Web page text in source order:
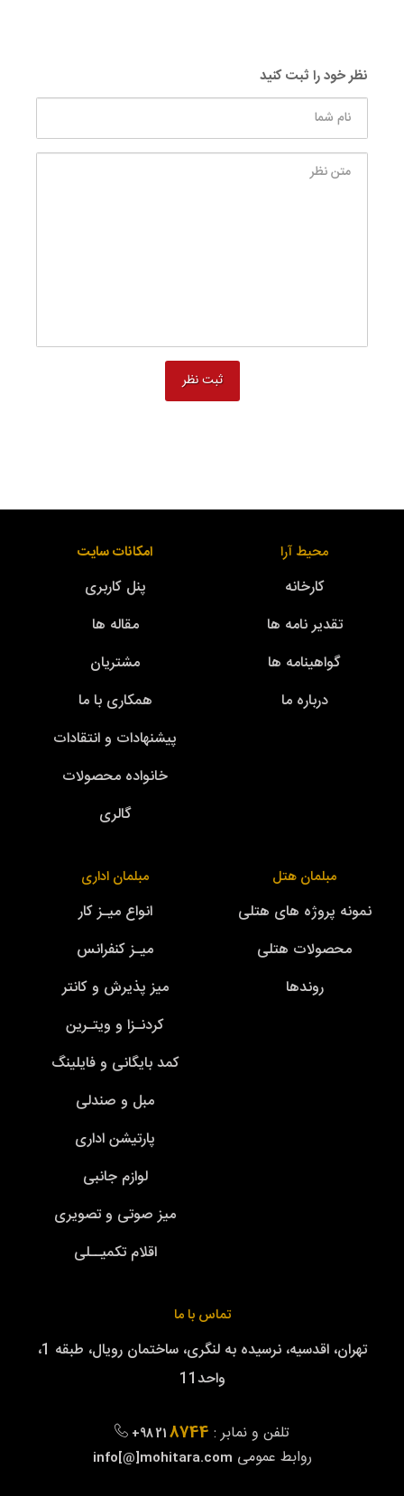
نظر خود را ثبت کنید
محیط آرا
کارخانه
تقدیر نامه ها
گواهینامه ها
درباره ما
امکانات سایت
پنل کاربری
مقاله ها
مشتریان
همکاری با ما
پیشنهادات و انتقادات
خانواده محصولات
گالری
مبلمان هتل
نمونه پروژه های هتلی
محصولات هتلی
روندها
مبلمان اداری
انواع میـز کار
میـز کنفرانس
میز پذیرش و کانتر
کردنـزا و ویتـرین
کمد بایگانی و فایلینگ
مبل و صندلی
پارتیشن اداری
لوازم جانبی
میز صوتی و تصویری
اقلام تکمیــلی
تماس با ما
تهران، اقدسیه، نرسیده به لنگری، ساختمان رویال، طبقه 1،
واحد11
تلفن و نمابر : +98 218744
روابط عمومی info[@]mohitara.com